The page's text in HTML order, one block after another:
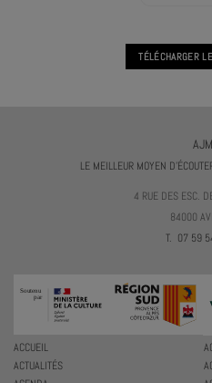
TÉLÉCHARGER
LE MEILLEUR MOYEN
4 RUE DES ESC.
84000
T. 07 59
ACCUEIL
ACTUALITÉS